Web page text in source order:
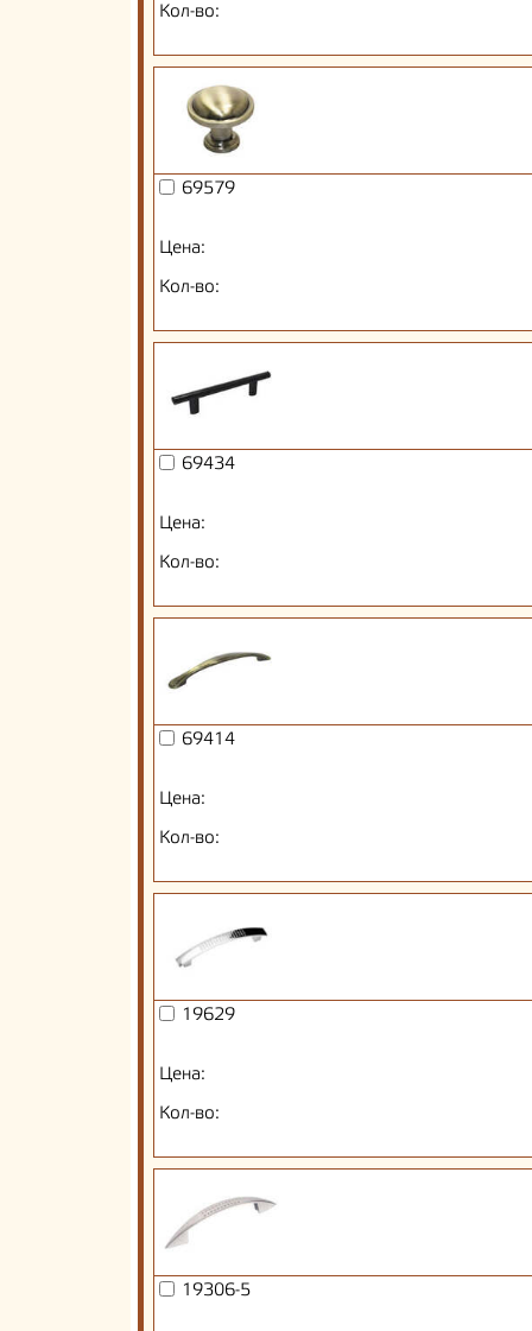
Кол-во:
69579
Цена:
Кол-во:
69434
Цена:
Кол-во:
69414
Цена:
Кол-во:
19629
Цена:
Кол-во:
19306-5